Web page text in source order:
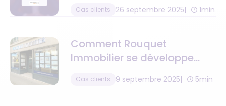
Cas clients 26 septembre 2025 1min
Comment Rouquet
Immobilier se développe
comptable et administrative
Cas clients 9 septembre 2025 5min